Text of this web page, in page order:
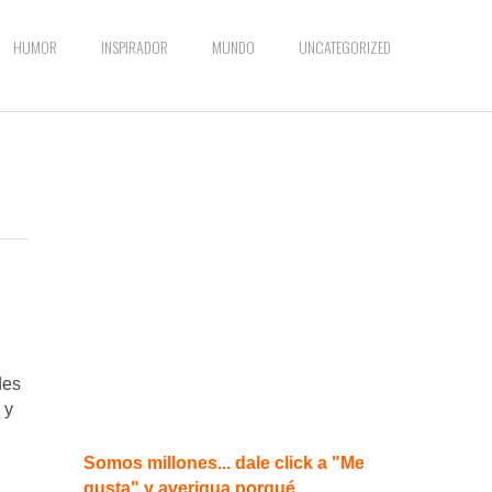
HUMOR INSPIRADOR MUNDO UNCATEGORIZED
y
Somos millones... dale click a "Me
gusta" y averigua porqué